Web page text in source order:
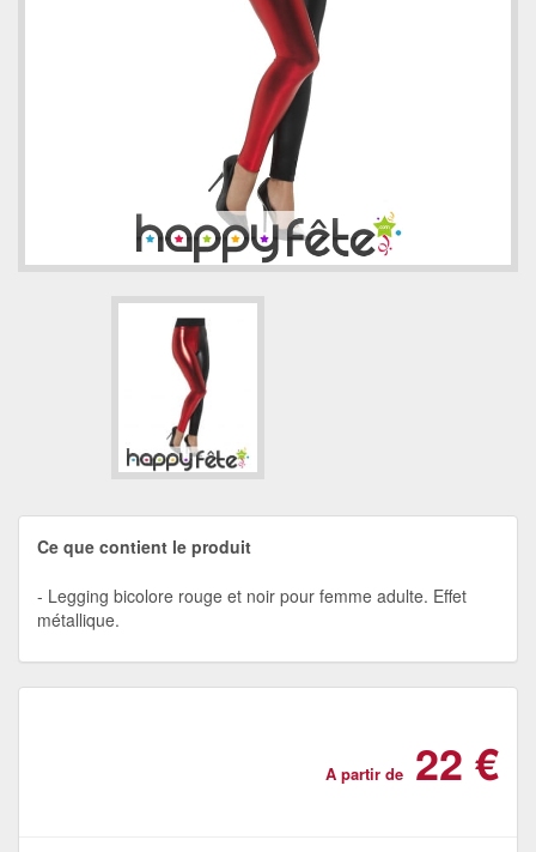
Ce que contient le produit
Legging bicolore rouge et noir pour femme adulte. Effet
métallique.
A partir de 22 €